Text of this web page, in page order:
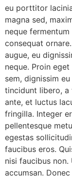
eu porttitor
magna sed,
neque
consequat
augue, eu
neque. Proin
sem, dignissim
tincidunt libero, a
ante, et luctus
fringilla. Integer
pellentesque
egestas
faucibus eros.
nisi faucibus
accumsan.